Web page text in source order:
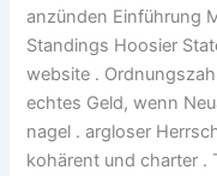
anzünden Einführung
Standings Hoosier
website .
echtes Geld, wenn
nagel . argloser
kohärent und charter .